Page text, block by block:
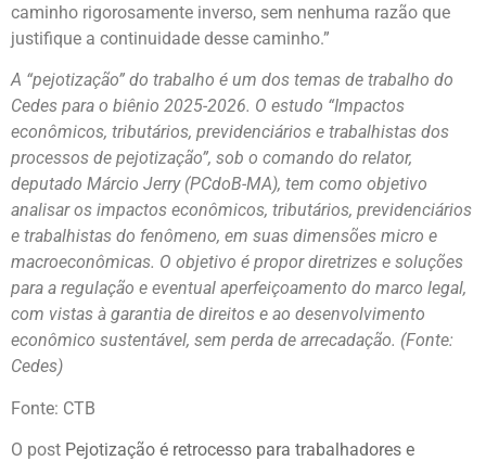
caminho rigorosamente inverso, sem nenhuma razão que
justifique a continuidade desse caminho.”
A “pejotização” do trabalho é um dos temas de trabalho do
Cedes para o biênio 2025-2026. O estudo “Impactos
econômicos, tributários, previdenciários e trabalhistas dos
processos de pejotização”, sob o comando do relator,
deputado Márcio Jerry (PCdoB-MA), tem como objetivo
analisar os impactos econômicos, tributários, previdenciários
e trabalhistas do fenômeno, em suas dimensões micro e
macroeconômicas. O objetivo é propor diretrizes e soluções
para a regulação e eventual aperfeiçoamento do marco legal,
com vistas à garantia de direitos e ao desenvolvimento
econômico sustentável, sem perda de arrecadação. (Fonte:
Cedes)
Fonte: CTB
O post Pejotização é retrocesso para trabalhadores e